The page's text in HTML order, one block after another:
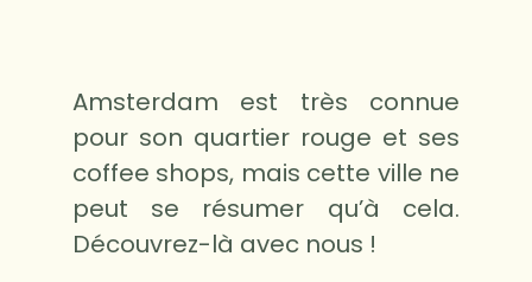
Amsterdam est très connue
pour son quartier rouge et ses
coffee shops, mais cette ville ne
peut se résumer qu’à cela.
Découvrez-là avec nous !